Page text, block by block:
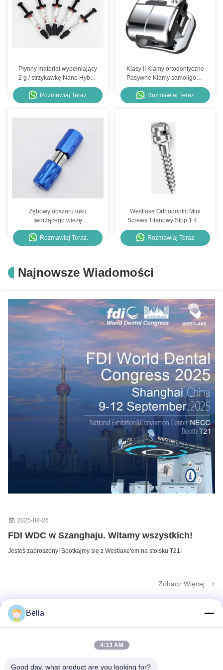
Płynny materiał wypełniający
2 g / strzykawkę Nano Hybrid
Light Cure Composite
Rozmawiaj Teraz.
Klasy II Klamy ortodontyczne
Pasywne Klamy samoligowe
Brilliant 4th Plus
Rozmawiaj Teraz.
Zębowy obszaru łuku
tworzącego wieżę
ortodontyka 0,016 " 0,017 "
0,018 " 0,021 " Rozmiar
Rozmawiaj Teraz.
Westlake Orthodontic Mini
Screws Titanowy Stop 1.4x6
1.4x8 1.6x10 1.4x12
Rozmawiaj Teraz.
Najnowsze Wiadomości
2025-08-26
FDI WDC w Szanghaju. Witamy wszystkich!
Jesteś zaproszony! Spotkajmy się z Westlake'em na stoisku T21!
Zobacz Więcej
Bella
4:13 AM
Good day, what product are you looking for?